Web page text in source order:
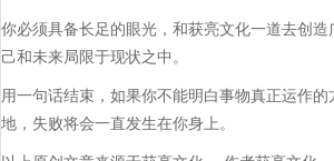
你必须具备长足的眼光，和获亮文化一道去创
己和未来局限于现状之中。​
用一句话结束，如果你不能明白事物真正运作
地，失败将会一直发生在你身上。